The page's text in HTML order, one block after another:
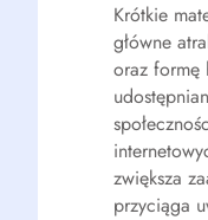
Krótkie
główne
oraz formę
zwiększa
przyciąga